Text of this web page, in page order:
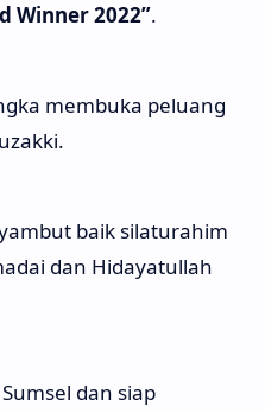
Winner 2022”.
membuka peluang
baik silaturahim
dan Hidayatullah
dan siap